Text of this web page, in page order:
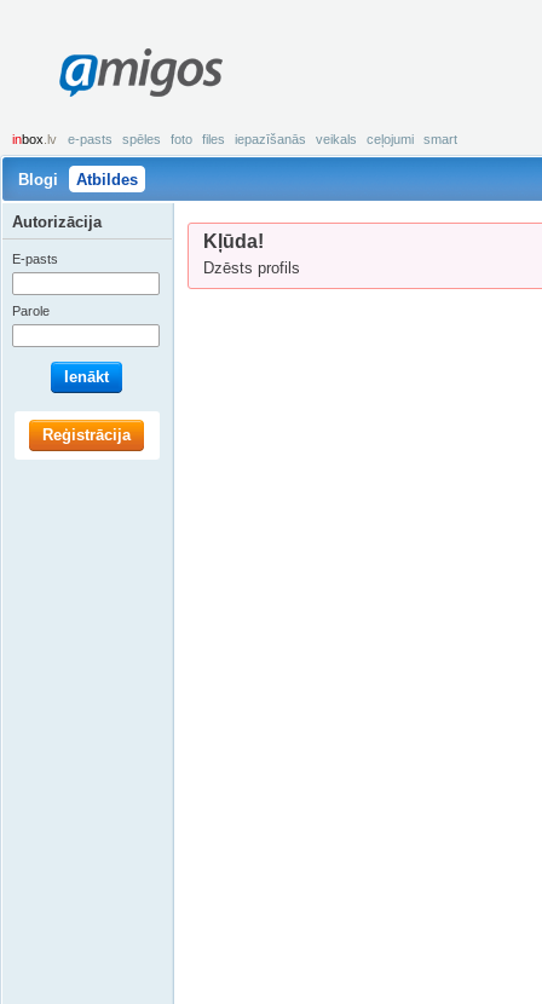
amigos
inbox .lv e-pasts spēles foto files iepazīšanās veikals ceļojumi smart
Blogi Atbildes
Kļūda!
Dzēsts profils
Autorizācija
E-pasts
Parole
Ienākt
Reģistrācija